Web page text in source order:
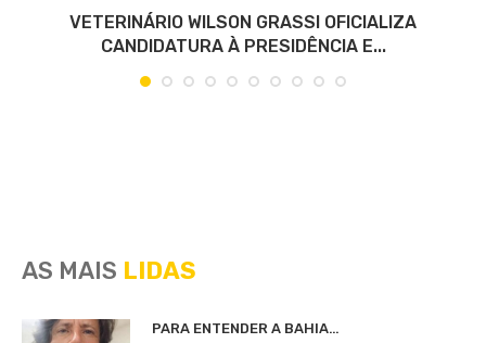
VETERINÁRIO WILSON GRASSI OFICIALIZA
CANDIDATURA À PRESIDÊNCIA E...
AS MAIS LIDAS
PARA ENTENDER A BAHIA…